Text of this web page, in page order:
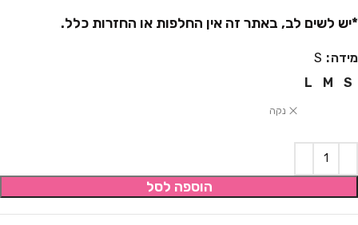
*יש לשים לב, באתר זה אין החלפות או החזרות כלל.
מידה
S
S
M
L
נקה
הוספה לסל